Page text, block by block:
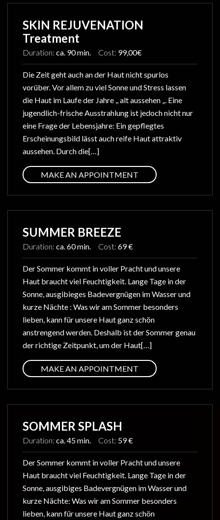
SKIN REJUVENATION
Treatment
Duration: ca. 90 min. Cost: 99,00€
Die Zeit geht auch an der Haut nicht spurlos
vorüber. Vor allem zu viel Sonne und Stress lassen
die Haut im Laufe der Jahre ,, alt aussehen „. Eine
jugendlich-frische Ausstrahlung ist jedoch nicht nur
eine Frage der Lebensjahre: Ein gepflegtes
Erscheinungsbild lässt auch reife Haut attraktiv
aussehen. Durch die[…]
MAKE AN APPOINTMENT
SUMMER BREEZE
Duration: ca. 60 min. Cost: 69 €
Der Sommer kommt in voller Pracht und unsere
Haut braucht viel Feuchtigkeit. Lange Tage in der
Sonne, ausgibieges Badevergnügen im Wasser und
kurze Nächte : Was wir am Sommer besonders
lieben, kann für unsere Haut ganz schön
anstrengend werden. Deshalb ist der Sommer genau
der richtige Zeitpunkt, um der Haut[…]
MAKE AN APPOINTMENT
SOMMER SPLASH
Duration: ca. 45 min. Cost: 59 €
Der Sommer kommt in voller Pracht und unsere
Haut braucht viel Feuchtigkeit. Lange Tage in der
Sonne, ausgibiges Badevergnügen im Wasser und
kurze Nächte: Was wir am Sommer besonders
lieben, kann für unsere Haut ganz schön